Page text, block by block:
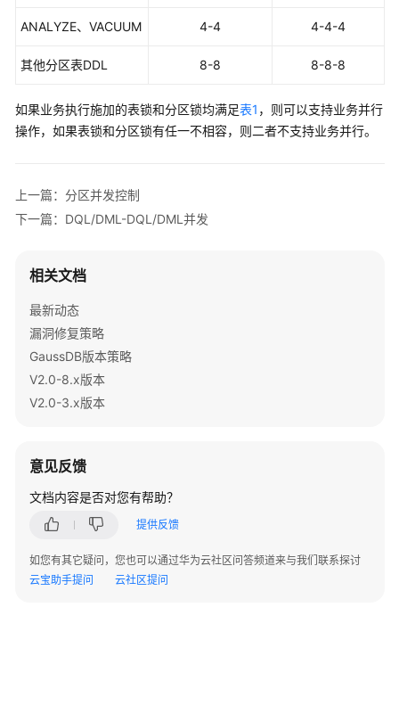
题
视
帮
助
性
指
南
特
指
南
（分
_V2.0-
特
性
南
中
式
ANALYZE、VACUUM 4-4 4-4-4
其他分区表DDL 8-8 8-8-8
如果业务执行施加的表锁和分区锁均满足表1 ，则可以支持业务并行
操作，如果表锁和分区锁有任一不相容，则二者不支持业务并行。
上一篇：分区并发控制
下一篇：DQL/DML-DQL/DML并发
相关文档
最新动态
漏洞修复策略
GaussDB版本策略
V2.0-8.x版本
V2.0-3.x版本
意见反馈
文档内容是否对您有帮助？
提供反馈
如您有其它疑问，您也可以通过华为云社区问答频道来与我们联系探讨
云宝助手提问
云社区提问